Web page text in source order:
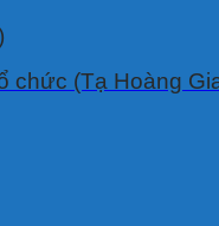
chức (Tạ Hoàng